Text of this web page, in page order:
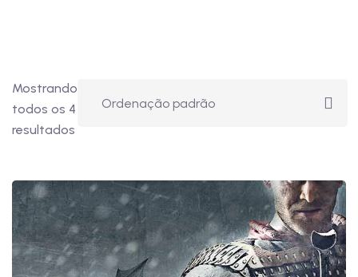
Mostrando
todos os 4
resultados